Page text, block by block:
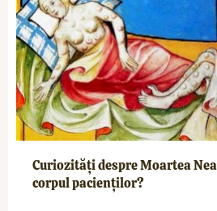
Curiozități despre Moartea
corpul pacienților?